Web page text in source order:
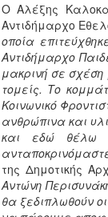
Ο Αλέξης
Αντιδήμαρχο
οποία
Αντιδήμαρχο
μακρινή σε
τομείς. Το
Κοινωνικό
ανθρώπινα και
και εδώ θέλω
της Δημοτικής
Αντώνη
θα ξεδιπλωθούν